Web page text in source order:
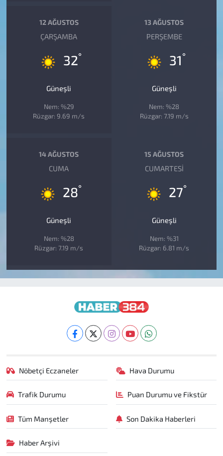
12 AĞUSTOS
ÇARŞAMBA
32°
Güneşli
Nem: %29
Rüzgar: 9.69 m/s
13 AĞUSTOS
PERŞEMBE
31°
Güneşli
Nem: %28
Rüzgar: 7.19 m/s
14 AĞUSTOS
CUMA
28°
Güneşli
Nem: %28
Rüzgar: 7.19 m/s
15 AĞUSTOS
CUMARTESI
27°
Güneşli
Nem: %31
Rüzgar: 6.81 m/s
Nöbetçi Eczaneler Hava Durumu
Trafik Durumu Puan Durumu ve Fikstür
Tüm Manşetler Son Dakika Haberleri
Haber Arşivi